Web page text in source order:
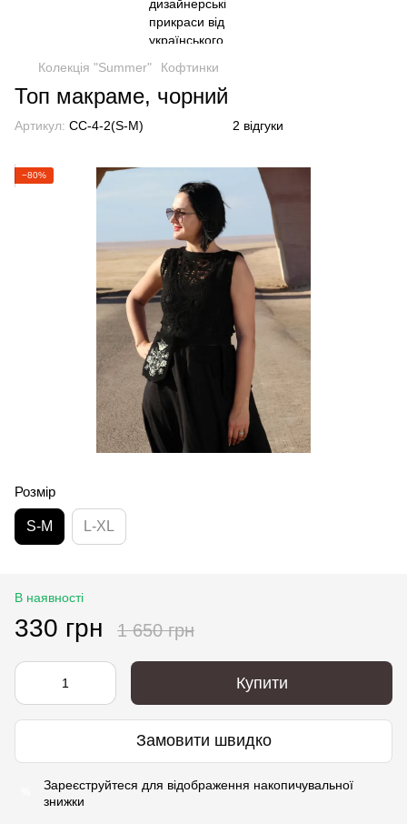
Колекція "Summer" Кофтинки
Топ макраме, чорний
Артикул: CC-4-2(S-M) 2 відгуки
−80%
Розмір
S-M L-XL
В наявності
330 грн 1 650 грн
Купити
Замовити швидко
Зареєструйтеся для відображення накопичувальної
знижки